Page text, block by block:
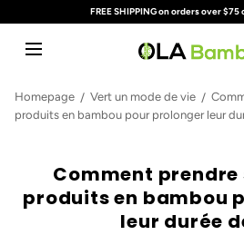
SKIP TO CONTENT
FREE SHIPPING on orders over $75
Homepage
Vert un mode de vie
produits en bambou pour prolonger leur
Comment prendre
produits en bambou
leur durée